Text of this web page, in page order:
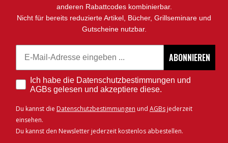
anderen Rabattcodes kombinierbar.
Nicht für bereits reduzierte Artikel, Bücher, Grillseminare und
Gutscheine nutzbar.
Email
ABONNIEREN
Ich habe die Datenschutzbestimmungen und
AGBs gelesen und akzeptiere diese.
Du kannst die Datenschutzbestimmungen und AGBs jederzeit
einsehen.
Du kannst den Newsletter jederzeit kostenlos abbestellen.